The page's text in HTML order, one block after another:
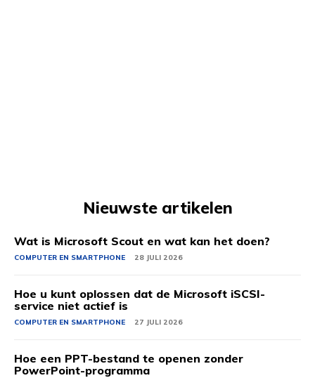
Nieuwste artikelen
Wat is Microsoft Scout en wat kan het doen?
COMPUTER EN SMARTPHONE 28 JULI 2026
Hoe u kunt oplossen dat de Microsoft iSCSI-
service niet actief is
COMPUTER EN SMARTPHONE 27 JULI 2026
Hoe een PPT-bestand te openen zonder
PowerPoint-programma